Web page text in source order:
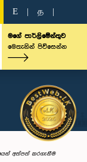
E த
මගේ පාර්ලිමේන්තුව
මෙතැනින් පිවිසෙන්න
අත්පත් කරගැනීම